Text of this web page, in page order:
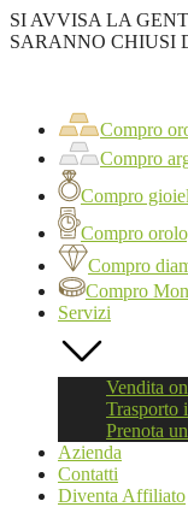
SI AVVISA LA
SARANNO CHIUSI
Compro
Compro
Compro
Compro
Compro
Compro
Servizi
Vendita
Trasporto
Prenota
Azienda
Contatti
Diventa Affiliato